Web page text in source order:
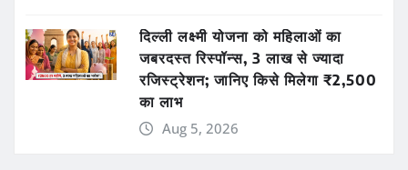
दिल्ली लक्ष्मी योजना को महिलाओं का
जबरदस्त रिस्पॉन्स, 3 लाख से ज्यादा
रजिस्ट्रेशन; जानिए किसे मिलेगा ₹2,500
का लाभ
Aug 5, 2026